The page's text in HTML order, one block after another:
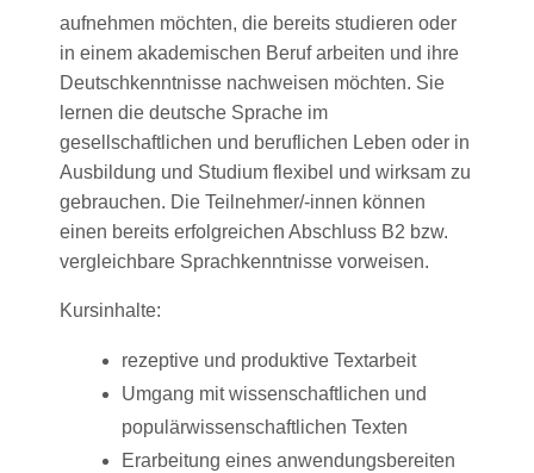
aufnehmen möchten, die bereits studieren oder
in einem akademischen Beruf arbeiten und ihre
Deutschkenntnisse nachweisen möchten. Sie
lernen die deutsche Sprache im
gesellschaftlichen und beruflichen Leben oder in
Ausbildung und Studium flexibel und wirksam zu
gebrauchen. Die Teilnehmer/-innen können
einen bereits erfolgreichen Abschluss B2 bzw.
vergleichbare Sprachkenntnisse vorweisen.
Kursinhalte:
rezeptive und produktive Textarbeit
Umgang mit wissenschaftlichen und
populärwissenschaftlichen Texten
Erarbeitung eines anwendungsbereiten